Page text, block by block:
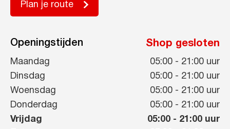
Plan je route
Openingstijden Shop gesloten
Maandag 05:00 - 21:00 uur
Dinsdag
05:00 - 21:00 uur
Woensdag
05:00 - 21:00 uur
Donderdag
05:00 - 21:00 uur
Vrijdag
05:00 - 21:00 uur